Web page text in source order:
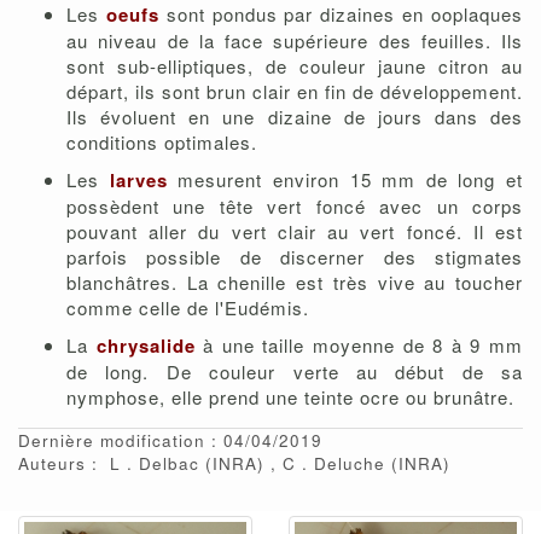
Les oeufs sont pondus par dizaines en ooplaques
au niveau de la face supérieure des feuilles. Ils
sont sub-elliptiques, de couleur jaune citron au
départ, ils sont brun clair en fin de développement.
Ils évoluent en une dizaine de jours dans des
conditions optimales.
Les larves mesurent environ 15 mm de long et
possèdent une tête vert foncé avec un corps
pouvant aller du vert clair au vert foncé. Il est
parfois possible de discerner des stigmates
blanchâtres. La chenille est très vive au toucher
comme celle de l'Eudémis.
La chrysalide à une taille moyenne de 8 à 9 mm
de long. De couleur verte au début de sa
nymphose, elle prend une teinte ocre ou brunâtre.
Dernière modification : 04/04/2019
Auteurs :
L Delbac (INRA) C Deluche (INRA)